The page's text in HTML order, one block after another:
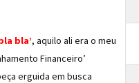
bla’, aquilo ali era o meu
Financeiro’
erguida em busca